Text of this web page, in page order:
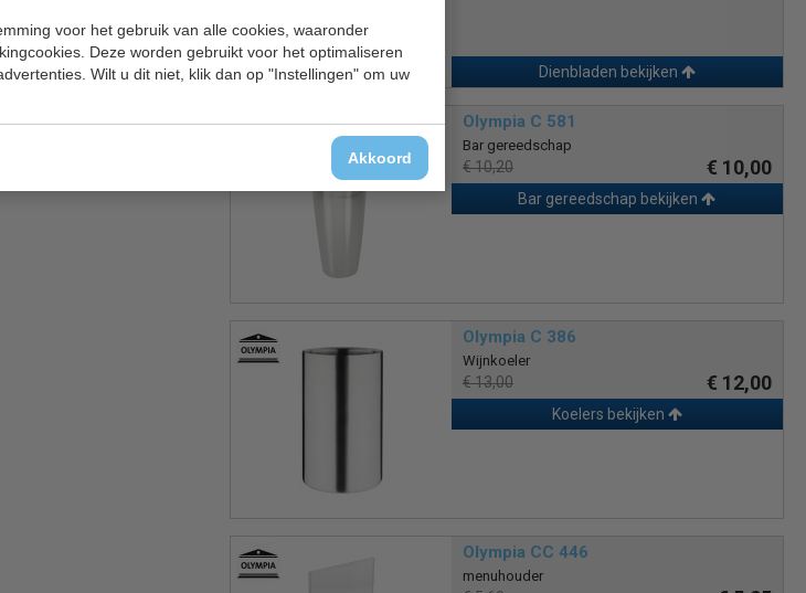
voor het gebruik van alle cookies, waaronder
Deze worden gebruikt voor het optimaliseren
Wilt u dit niet, klik dan op "Instellingen" om uw
Akkoord
Dienbladen bekijken
Olympia C 581
Bar gereedschap
€ 10,20 € 10,00
Bar gereedschap bekijken
Olympia C 386
Wijnkoeler
€ 13,00 € 12,00
Koelers bekijken
Olympia CC 446
menuhouder